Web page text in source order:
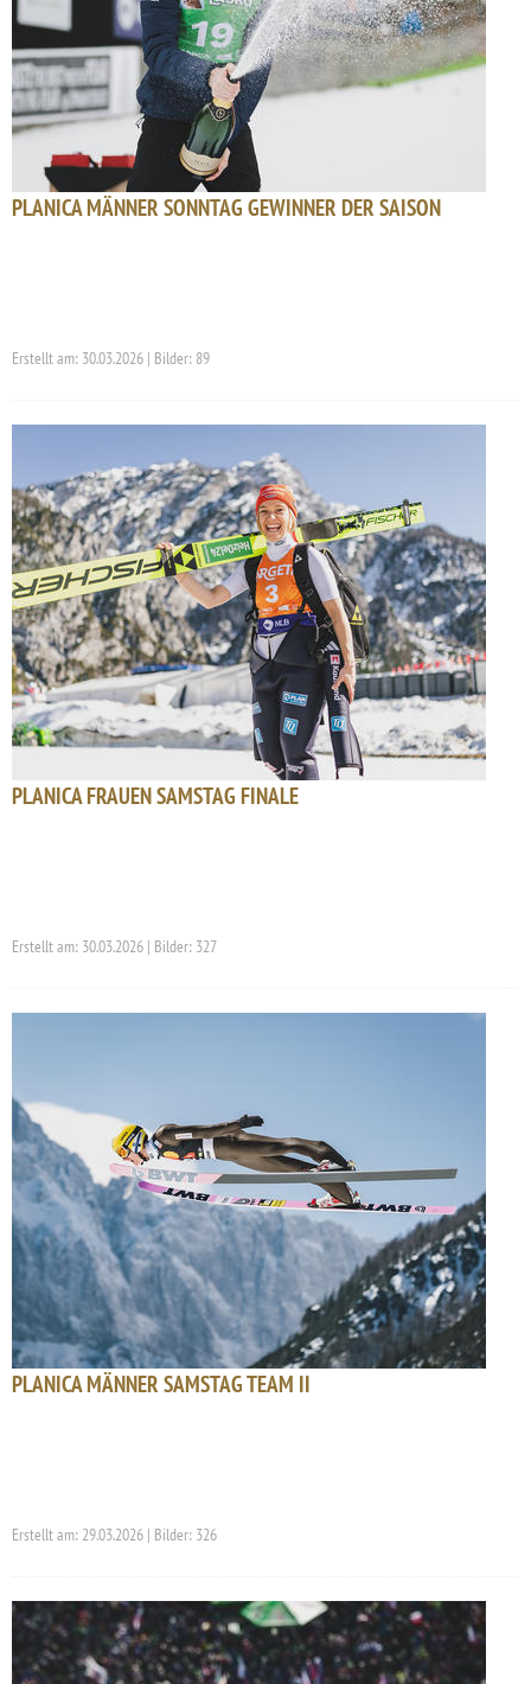
PLANICA MÄNNER SONNTAG GEWINNER DER SAISON
Erstellt am: 30.03.2026 | Bilder: 89
PLANICA FRAUEN SAMSTAG FINALE
Erstellt am: 30.03.2026 | Bilder: 327
PLANICA MÄNNER SAMSTAG TEAM II
Erstellt am: 29.03.2026 | Bilder: 326